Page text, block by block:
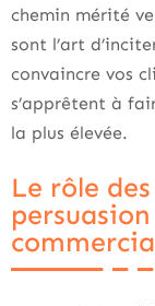
chemin mérité
sont l’art
convaincre vos
s’apprêtent à
la plus élevée.
Le rôle